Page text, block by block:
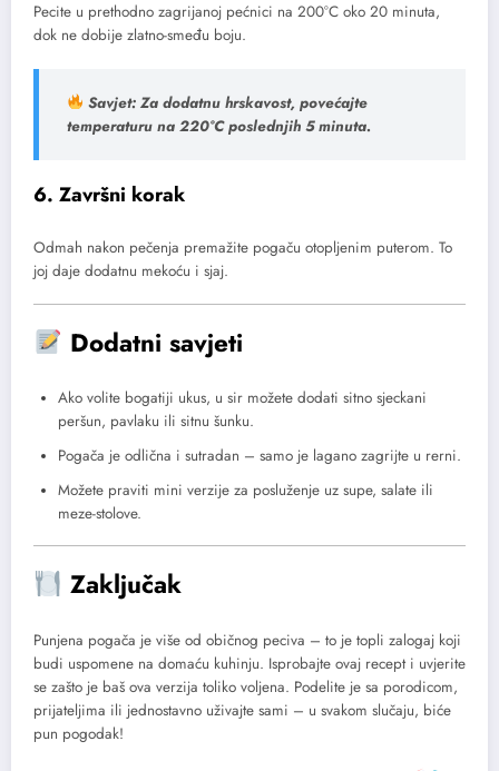
Pecite u prethodno zagrijanoj pećnici na 200°C oko 20 minuta,
dok ne dobije zlatno-smeđu boju.
Savjet: Za dodatnu hrskavost, povećajte
temperaturu na 220°C poslednjih 5 minuta.
6. Završni korak
Odmah nakon pečenja premažite pogaču otopljenim puterom. To
joj daje dodatnu mekoću i sjaj.
Dodatni savjeti
Ako volite bogatiji ukus, u sir možete dodati sitno sjeckani
peršun, pavlaku ili sitnu šunku.
Pogača je odlična i sutradan – samo je lagano zagrijte u rerni.
Možete praviti mini verzije za posluženje uz supe, salate ili
meze-stolove.
Zaključak
Punjena pogača je više od običnog peciva – to je topli zalogaj koji
budi uspomene na domaću kuhinju. Isprobajte ovaj recept i uvjerite
se zašto je baš ova verzija toliko voljena. Podelite je sa porodicom,
prijateljima ili jednostavno uživajte sami – u svakom slučaju, biće
pun pogodak!